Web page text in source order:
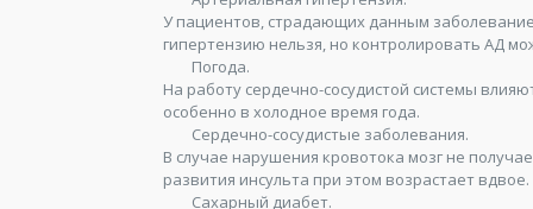
У пациентов, страдающих данным
гипертензию нельзя, но контролировать АД
Погода.
На работу сердечно-сосудистой системы
особенно в холодное время года.
Сердечно-сосудистые заболевания.
В случае нарушения кровотока мозг не
развития инсульта при этом возрастает вдвое.
Сахарный диабет.